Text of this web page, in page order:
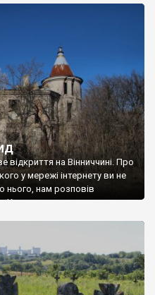
на Вінниччині. Про
у мережі інтернету ви не
нього, нам розповів
Красному вразив не лише